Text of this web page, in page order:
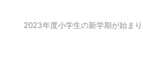
2023年度小学生の新学期が始ま